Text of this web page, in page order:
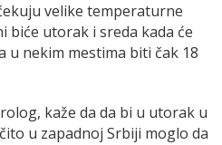
velike temperaturne
biće utorak i sreda kada će
u nekim mestima biti čak 18
kaže da da bi u utorak u
u zapadnoj Srbiji moglo da